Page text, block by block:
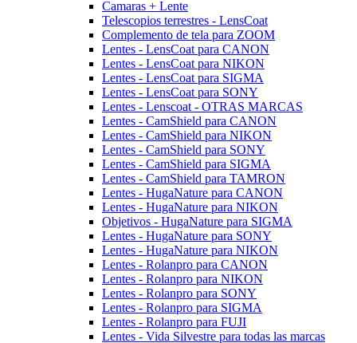
Camaras + Lente
Telescopios terrestres - LensCoat
Complemento de tela para ZOOM
Lentes - LensCoat para CANON
Lentes - LensCoat para NIKON
Lentes - LensCoat para SIGMA
Lentes - LensCoat para SONY
Lentes - Lenscoat - OTRAS MARCAS
Lentes - CamShield para CANON
Lentes - CamShield para NIKON
Lentes - CamShield para SONY
Lentes - CamShield para SIGMA
Lentes - CamShield para TAMRON
Lentes - HugaNature para CANON
Lentes - HugaNature para NIKON
Objetivos - HugaNature para SIGMA
Lentes - HugaNature para SONY
Lentes - HugaNature para NIKON
Lentes - Rolanpro para CANON
Lentes - Rolanpro para NIKON
Lentes - Rolanpro para SONY
Lentes - Rolanpro para SIGMA
Lentes - Rolanpro para FUJI
Lentes - Vida Silvestre para todas las marcas